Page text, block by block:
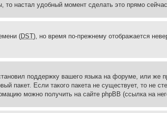
то настал удобный момент сделать это прямо
(DST), но время по-прежнему отображается
поддержку вашего языка на форуме, или же
пакет. Если такого пакета не существует, то не
можно получить на сайте phpBB (ссылка на